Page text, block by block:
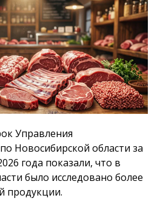
Управления
Новосибирской области за
года показали, что в
было исследовано более
продукции.